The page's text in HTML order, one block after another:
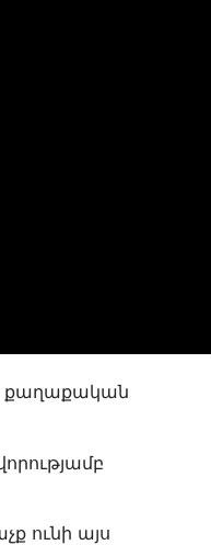
քաղաքական
ունի այս